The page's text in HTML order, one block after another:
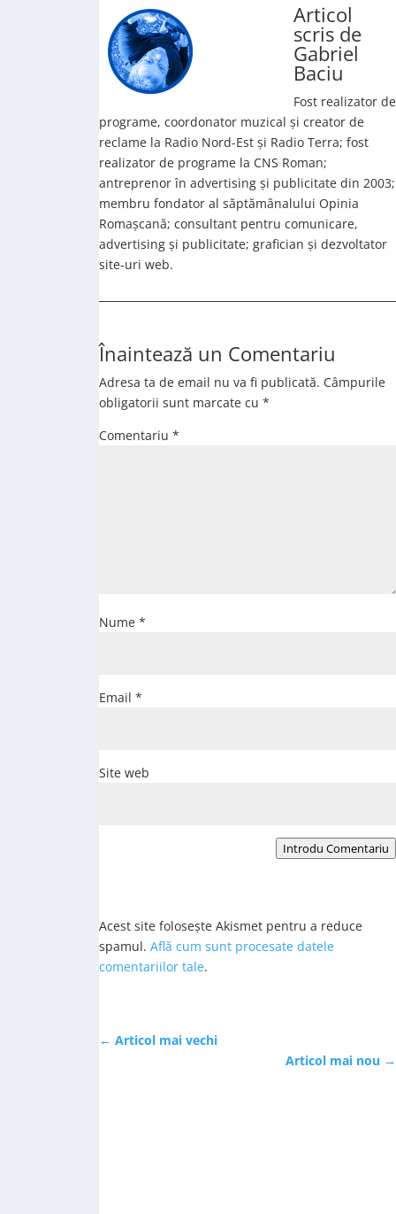
Articol
scris de
Gabriel
Baciu
Fost realizator de
programe, coordonator muzical și creator de
reclame la Radio Nord-Est și Radio Terra; fost
realizator de programe la CNS Roman;
antreprenor în advertising și publicitate din 2003;
membru fondator al săptămânalului Opinia
Romașcană; consultant pentru comunicare,
advertising și publicitate; grafician și dezvoltator
site-uri web.
Înaintează un Comentariu
Adresa ta de email nu va fi publicată. Câmpurile
obligatorii sunt marcate cu *
Comentariu *
Nume *
Email *
Site web
Introdu Comentariu
Acest site folosește Akismet pentru a reduce
spamul. Află cum sunt procesate datele
comentariilor tale.
← Articol mai vechi
Articol mai nou →